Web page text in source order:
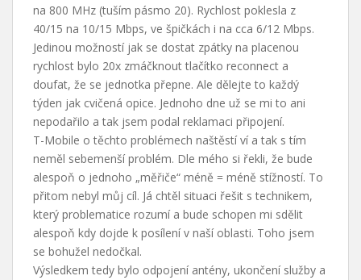
na 800 MHz (tuším pásmo 20). Rychlost poklesla z
40/15 na 10/15 Mbps, ve špičkách i na cca 6/12 Mbps.
Jedinou možností jak se dostat zpátky na placenou
rychlost bylo 20x zmáčknout tlačítko reconnect a
doufat, že se jednotka přepne. Ale dělejte to každý
týden jak cvičená opice. Jednoho dne už se mi to ani
nepodařilo a tak jsem podal reklamaci připojení.
T-Mobile o těchto problémech naštěstí ví a tak s tím
neměl sebemenší problém. Dle mého si řekli, že bude
alespoň o jednoho „měřiče“ méně = méně stížností. To
přitom nebyl můj cíl. Já chtěl situaci řešit s technikem,
který problematice rozumí a bude schopen mi sdělit
alespoň kdy dojde k posílení v naší oblasti. Toho jsem
se bohužel nedočkal.
Výsledkem tedy bylo odpojení antény, ukončení služby a